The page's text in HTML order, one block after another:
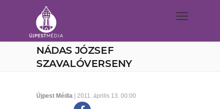
NÁDAS JÓZSEF
SZAVALÓVERSENY
Újpest Média | 2011. április 13. 00:00